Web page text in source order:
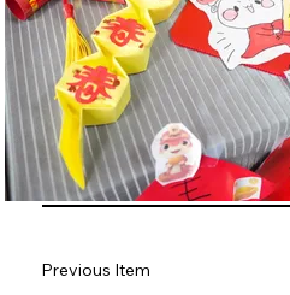
Previous Item